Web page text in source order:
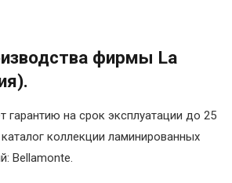
фирмы La
гарантию на срок эксплуатации до 25
коллекции ламинированных
Bellamonte.